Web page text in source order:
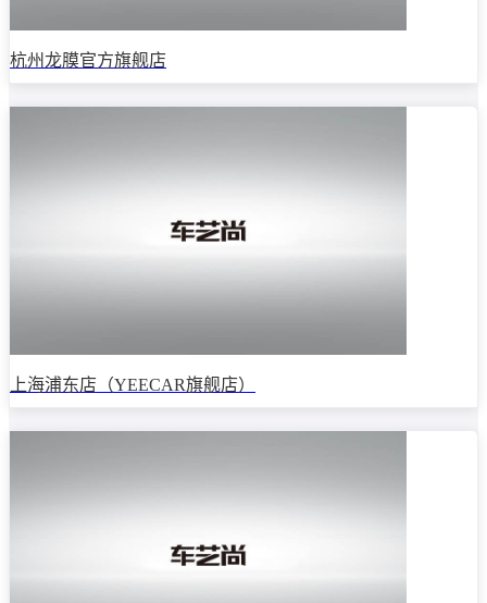
杭州龙膜官方旗舰店
上海浦东店（YEECAR旗舰店）